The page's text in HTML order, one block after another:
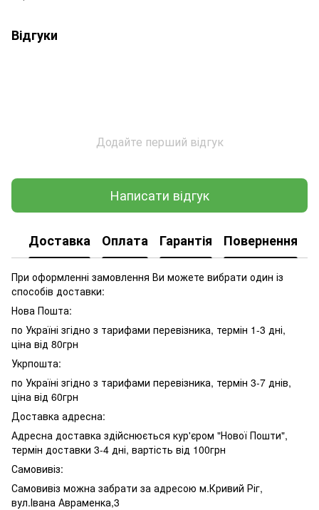
Відгуки
Додайте перший відгук
Написати відгук
Доставка Оплата Гарантія Повернення
При оформленні замовлення Ви можете вибрати один із
способів доставки:
Нова Пошта:
по Україні згідно з тарифами перевізника, термін 1-3 дні,
ціна від 80грн
Укрпошта:
по Україні згідно з тарифами перевізника, термін 3-7 днів,
ціна від 60грн
Доставка адресна:
Адресна доставка здійснюється кур'єром "Нової Пошти",
термін доставки 3-4 дні, вартість від 100грн
Самовивіз:
Самовивіз можна забрати за адресою м.Кривий Ріг,
вул.Івана Авраменка,3